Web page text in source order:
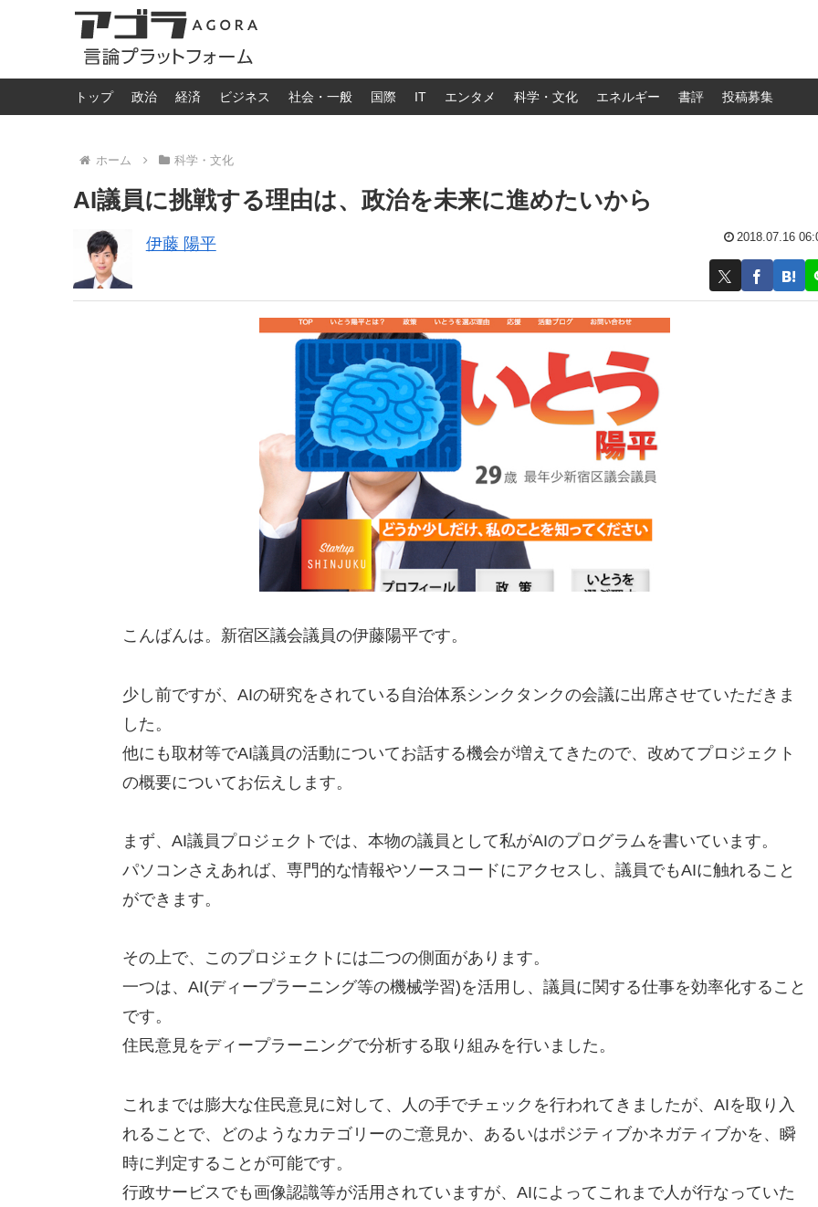
トップ 政治 経済 ビジネス 社会・一般 国際 IT エンタメ 科学・文化 エネルギー 書評 投稿募集
ホーム 科学・文化
AI議員に挑戦する理由は、政治を未来に進めたいから
伊藤 陽平 2018.07.16
こんばんは。新宿区議会議員の伊藤陽平です。
少し前ですが、AIの研究をされている自治体系シンクタンクの会議に出席させていただきま
した。
他にも取材等でAI議員の活動についてお話する機会が増えてきたので、改めてプロジェクト
の概要についてお伝えします。
まず、AI議員プロジェクトでは、本物の議員として私がAIのプログラムを書いています。
パソコンさえあれば、専門的な情報やソースコードにアクセスし、議員でもAIに触れること
ができます。
その上で、このプロジェクトには二つの側面があります。
一つは、AI(ディープラーニング等の機械学習)を活用し、議員に関する仕事を効率化すること
です。
住民意見をディープラーニングで分析する取り組みを行いました。
これまでは膨大な住民意見に対して、人の手でチェックを行われてきましたが、AIを取り入
れることで、どのようなカテゴリーのご意見か、あるいはポジティブかネガティブかを、瞬
時に判定することが可能です。
行政サービスでも画像認識等が活用されていますが、AIによってこれまで人が行なっていた